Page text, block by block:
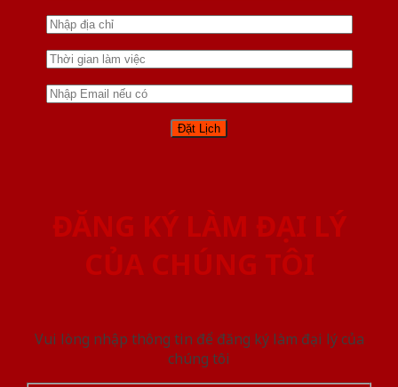
ĐĂNG KÝ LÀM ĐẠI LÝ
CỦA CHÚNG TÔI
Vui lòng nhập thông tin để đăng ký làm đại lý của
chúng tôi